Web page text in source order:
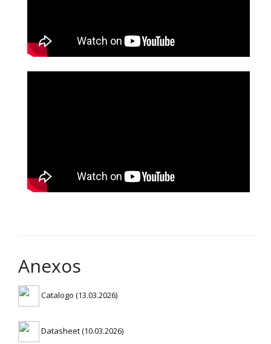
Anexos
Catalogo (13.03.2026)
Datasheet (10.03.2026)